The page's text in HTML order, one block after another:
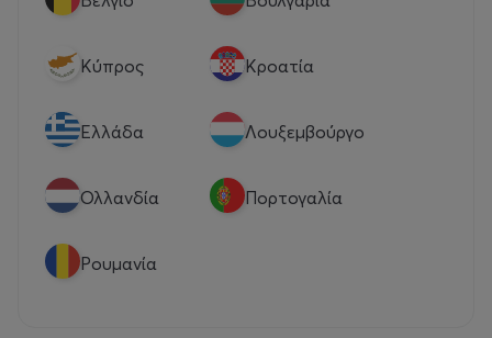
Κύπρος Κροατία
Eλλάδα Λουξεμβούργο
Ολλανδία Πορτογαλία
Ρουμανία